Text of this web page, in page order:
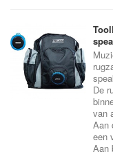
De
van
Aan
een
Aan